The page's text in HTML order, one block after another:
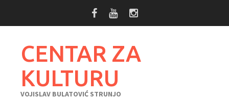
CENTAR ZA
KULTURU
VOJISLAV BULATOVIĆ STRUNJO